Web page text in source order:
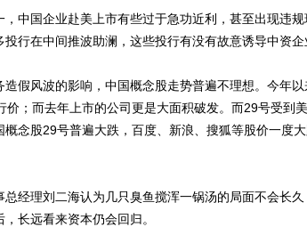
国企业赴美上市有些过于急功近利，甚至出现违规
行在中间推波助澜，这些投行有没有故意诱导中资企
风波的影响，中国概念股走势普遍不理想。今年以
价；而去年上市的公司更是大面积破发。而29号受到
概念股29号普遍大跌，百度、新浪、搜狐等股价一度
理刘二海认为几只臭鱼搅浑一锅汤的局面不会长久
长远看来资本仍会回归。